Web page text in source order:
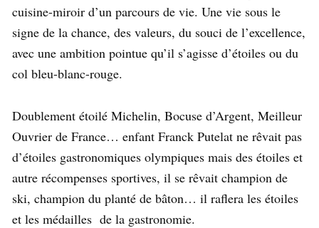
cuisine-miroir d’un parcours de vie. Une vie sous le
signe de la chance, des valeurs, du souci de l’excellence,
avec une ambition pointue qu’il s’agisse d’étoiles ou du
col bleu-blanc-rouge.
Doublement étoilé Michelin, Bocuse d’Argent, Meilleur
Ouvrier de France… enfant Franck Putelat ne rêvait pas
d’étoiles gastronomiques olympiques mais des étoiles et
autre récompenses sportives, il se rêvait champion de
ski, champion du planté de bâton… il raflera les étoiles
et les médailles de la gastronomie.